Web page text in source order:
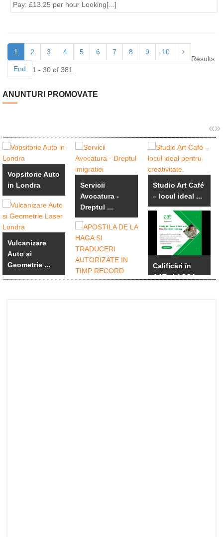
Pay: £13.25 per hour Looking[...]
1 2 3 4 5 6 7 8 9 10
End
Results
1 - 30 of 381
ANUNTURI PROMOVATE
«»
Vopsitorie Auto
in Londra
Vulcanizare
Auto si
Geometrie ...
Servicii
Avocatura -
Dreptul ...
Studio Art Café
– locul ideal ...
Calificări în
AAT și ACCA